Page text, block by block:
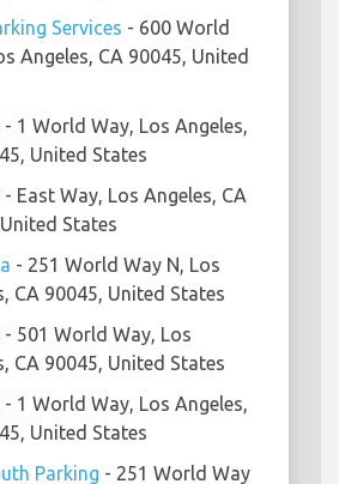
Services - 600 World
Angeles, CA 90045, United
- 1 World Way, Los Angeles,
United States
- East Way, Los Angeles, CA
States
- 251 World Way N, Los
CA 90045, United States
- 501 World Way, Los
CA 90045, United States
- 1 World Way, Los Angeles,
United States
Parking - 251 World Way